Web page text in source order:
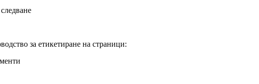
за етикетиране на страници: